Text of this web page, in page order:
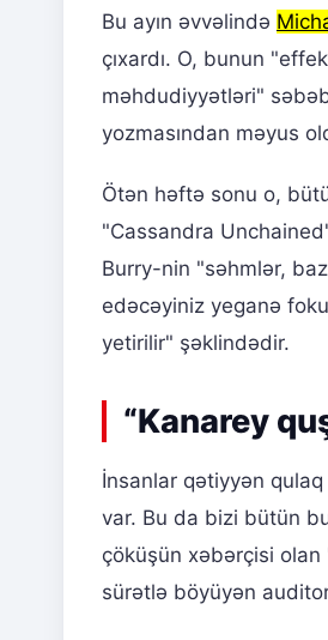
Bu ayın əvvəlində
çıxardı. O, bunun
məhdudiyyətləri"
yozmasından məyus
Ötən həftə sonu o,
"Cassandra
Burry-nin "səhmlər,
edəcəyiniz yeganə
yetirilir" şəklindədir.
“Kanarey
İnsanlar qətiyyən
var. Bu da bizi bütün
çöküşün xəbərçisi
sürətlə böyüyən